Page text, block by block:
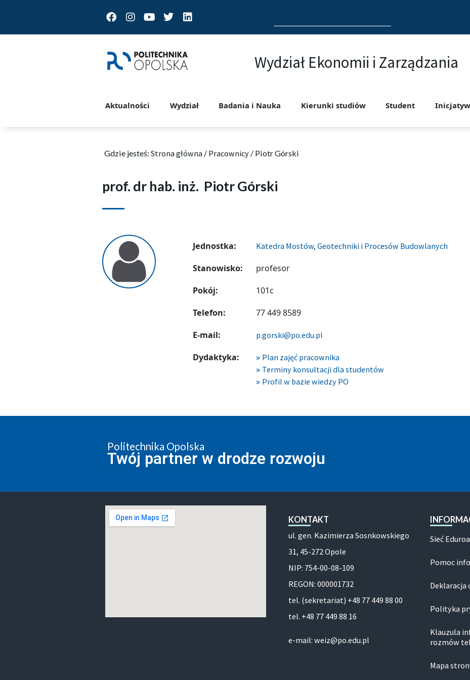
FacebookInstagram
Youtube
TwitterLinkedin
for:
Wydział Ekonomii i Zarządzania
Aktualności Wydział Badania i Nauka Kierunki studiów Student
Gdzie jesteś: Strona główna / Pracownicy/ Piotr Górski
prof. dr hab. inż. Piotr Górski
Jednostka: Katedra Mostów, Geotechniki i Procesów Budowlanych
Stanowisko:
profesor
Pokój:
101c
Telefon:
77 449 8589
E-mail:
p.gorski@po.edu.pl
Dydaktyka:
Plan zajęć pracownika
Terminy konsultacji dla studentów
Profil w bazie wiedzy PO
Politechnika Opolska
Twój partner w drodze rozwoju
KONTAKT
ul. gen. Kazimierza Sosnkowskiego
31, 45-272 Opole
NIP: 754-00-08-109
REGON: 000001732
tel. (sekretariat) +48 77 449 88 00
tel. +48 77 449 88 16
e-mail: weiz@po.edu.pl
Sieć
Pomoc
Deklaracja
Polityka
Klauzula
rozmów
Mapa